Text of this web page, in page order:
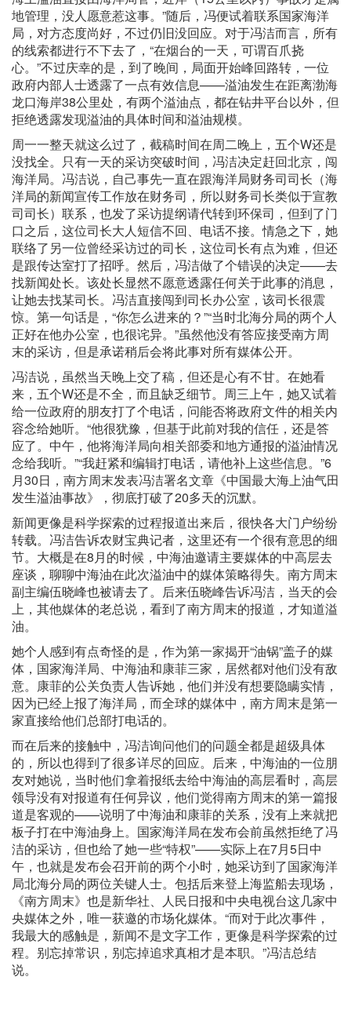
地管理，没人愿意惹这事。”随后，冯便试着联系国家海洋
局，对方态度尚好，不过仍旧没回应。对于冯洁而言，所有
的线索都进行不下去了，“在烟台的一天，可谓百爪挠
心。”不过庆幸的是，到了晚间，局面开始峰回路转，一位
政府内部人士透露了一点有效信息——溢油发生在距离渤海
龙口海岸38公里处，有两个溢油点，都在钻井平台以外，但
拒绝透露发现溢油的具体时间和溢油规模。
周一一整天就这么过了，截稿时间在周二晚上，五个W还是
没找全。只有一天的采访突破时间，冯洁决定赶回北京，闯
海洋局。冯洁说，自己事先一直在跟海洋局财务司司长（海
洋局的新闻宣传工作放在财务司，所以财务司长类似于宣教
司司长）联系，也发了采访提纲请代转到环保司，但到了门
口之后，这位司长大人短信不回、电话不接。情急之下，她
联络了另一位曾经采访过的司长，这位司长有点为难，但还
是跟传达室打了招呼。然后，冯洁做了个错误的决定——去
找新闻处长。该处长显然不愿意透露任何关于此事的消息，
让她去找某司长。冯洁直接闯到司长办公室，该司长很震
惊。第一句话是，“你怎么进来的？”“当时北海分局的两个人
正好在他办公室，也很诧异。”虽然他没有答应接受南方周
末的采访，但是承诺稍后会将此事对所有媒体公开。
冯洁说，虽然当天晚上交了稿，但还是心有不甘。在她看
来，五个W还是不全，而且缺乏细节。周三上午，她又试着
给一位政府的朋友打了个电话，问能否将政府文件的相关内
容念给她听。“他很犹豫，但基于此前对我的信任，还是答
应了。中午，他将海洋局向相关部委和地方通报的溢油情况
念给我听。”“我赶紧和编辑打电话，请他补上这些信息。”6
月30日，南方周末发表冯洁署名文章《中国最大海上油气田
发生溢油事故》，彻底打破了20多天的沉默。
新闻更像是科学探索的过程报道出来后，很快各大门户纷纷
转载。冯洁告诉农财宝典记者，这里还有一个很有意思的细
节。大概是在8月的时候，中海油邀请主要媒体的中高层去
座谈，聊聊中海油在此次溢油中的媒体策略得失。南方周末
副主编伍晓峰也被请去了。后来伍晓峰告诉冯洁，当天的会
上，其他媒体的老总说，看到了南方周末的报道，才知道溢
油。
她个人感到有点奇怪的是，作为第一家揭开“油锅”盖子的媒
体，国家海洋局、中海油和康菲三家，居然都对他们没有敌
意。康菲的公关负责人告诉她，他们并没有想要隐瞒实情，
因为已经上报了海洋局，而全球的媒体中，南方周末是第一
家直接给他们总部打电话的。
而在后来的接触中，冯洁询问他们的问题全都是超级具体
的，所以也得到了很多详尽的回应。后来，中海油的一位朋
友对她说，当时他们拿着报纸去给中海油的高层看时，高层
领导没有对报道有任何异议，他们觉得南方周末的第一篇报
道是客观的——说明了中海油和康菲的关系，没有上来就把
板子打在中海油身上。国家海洋局在发布会前虽然拒绝了冯
洁的采访，但也给了她一些“特权”——实际上在7月5日中
午，也就是发布会召开前的两个小时，她采访到了国家海洋
局北海分局的两位关键人士。包括后来登上海监船去现场，
《南方周末》也是新华社、人民日报和中央电视台这几家中
央媒体之外，唯一获邀的市场化媒体。“而对于此次事件，
我最大的感触是，新闻不是文字工作，更像是科学探索的过
程。别忘掉常识，别忘掉追求真相才是本职。”冯洁总结
说。